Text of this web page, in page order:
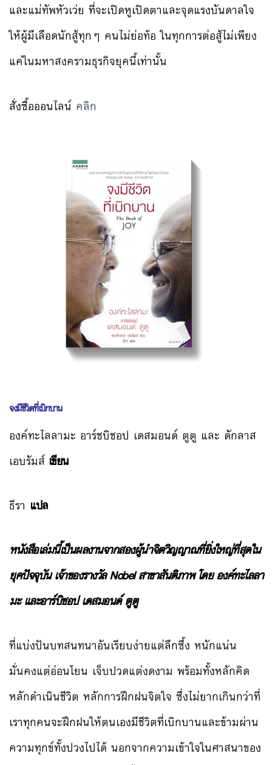
และแม่ทัพหัวเว่ย ที่จะเปิดหูเปิดตาและจุดแรงบันดาลใจ
ให้ผู้มีเลือดนักสู้ทุกๆ คนไม่ย่อท้อ ในทุกการต่อสู้ไม่เพียง
แค่ในมหาสงครามธุรกิจยุคนี้เท่านั้น
สั่งซื้อออนไลน์ คลิก
จงมีชีวิตที่เบิกบาน
องค์ทะไลลามะ อาร์ชบิชอป เดสมอนด์ ตูตู และ ดักลาส
เอบรัมส์ เขียน
ธีรา แปล
หนังสือเล่มนี้เป็นผลงานจากสองผู้นำจิตวิญญาณที่ยิ่งใหญ่ที่สุดใน
ยุคปัจจุบัน เจ้าของรางวัล Nobel สาขาสันติภาพ โดย องค์ทะไลลา
มะ และอาร์บิชอป เดสมอนด์ ตูตู
ที่แบ่งปันบทสนทนาอันเรียบง่ายแต่ลึกซึ้ง หนักแน่น
มั่นคงแต่อ่อนโยน เจ็บปวดแต่งดงาม พร้อมทั้งหลักคิด
หลักดำเนินชีวิต หลักการฝึกฝนจิตใจ ซึ่งไม่ยากเกินกว่าที่
เราทุกคนจะฝึกฝนให้ตนเองมีชีวิตที่เบิกบานและข้ามผ่าน
ความทุกข์ทั้งปวงไปได้ นอกจากความเข้าใจในศาสนาของ